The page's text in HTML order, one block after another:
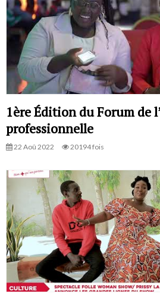
1ère Édition du Forum de
professionnelle
22 Aoû 2022 20194 fois